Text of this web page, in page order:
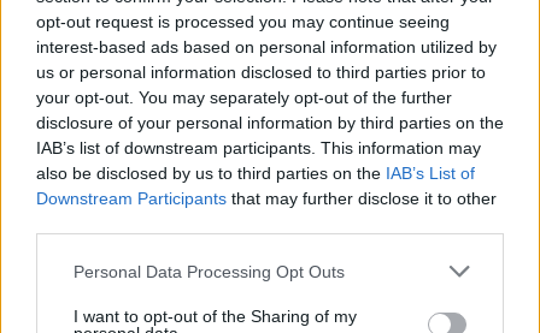
opt-out request is processed you may continue seeing
interest-based ads based on personal information utilized by
us or personal information disclosed to third parties prior to
your opt-out. You may separately opt-out of the further
disclosure of your personal information by third parties on the
IAB’s list of downstream participants. This information may
also be disclosed by us to third parties on the IAB’s List of
Downstream Participants that may further disclose it to other
Please note that this website/app uses one or more Google
not limited to your visit or usage behaviour. You may click to
Personal Data Processing Opt Outs
I want to opt-out of the Sharing of my